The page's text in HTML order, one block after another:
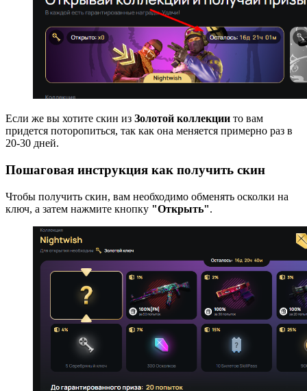
Если же вы хотите скин из Золотой коллекции то вам
придется поторопиться, так как она меняется примерно раз в
20-30 дней.
Пошаговая инструкция как получить скин
Чтобы получить скин, вам необходимо обменять осколки на
ключ, а затем нажмите кнопку "Открыть".